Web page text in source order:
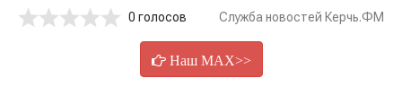
0 голосов Служба новостей Керчь.ФМ
Наш MAX>>